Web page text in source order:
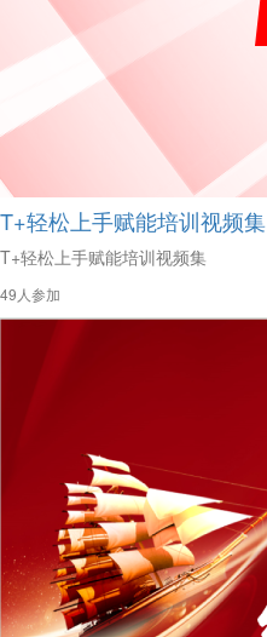
T+轻松上手赋能培训视频集
T+轻松上手赋能培训视频集
49人参加